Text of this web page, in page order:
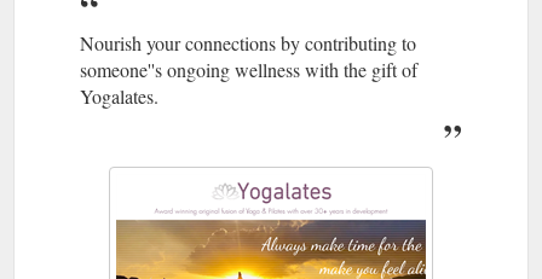
Nourish your connections by contributing to
someone''s ongoing wellness with the gift of
Yogalates.